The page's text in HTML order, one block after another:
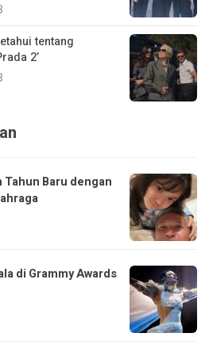
tentang
2’
Baru dengan
di Grammy Awards